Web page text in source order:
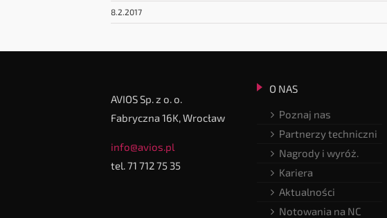
8.2.2017
AVIOS Sp. z o. o.
Fabryczna 16K, Wrocław
info@avios.pl
tel. 71 712 75 35
O NAS
Poznaj nas
Partnerzy techniczni
Nagrody i wyróż.
Kariera
Aktualności
Notowania na NC